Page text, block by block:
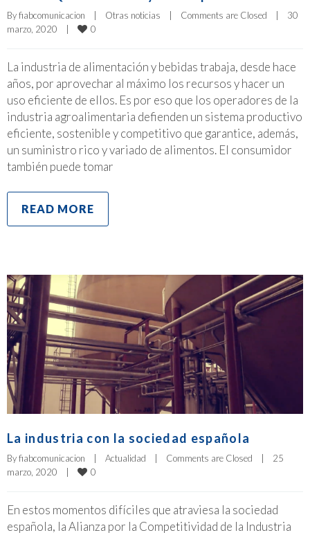
By fiabcomunicacion Otras noticias Comments are Closed
30
marzo, 2020
0
La industria de alimentación y bebidas trabaja, desde hace
años, por aprovechar al máximo los recursos y hacer un
uso eficiente de ellos. Es por eso que los operadores de la
industria agroalimentaria defienden un sistema productivo
eficiente, sostenible y competitivo que garantice, además,
un suministro rico y variado de alimentos. El consumidor
también puede tomar
READ MORE
La industria con la sociedad española
By fiabcomunicacion Actualidad Comments are Closed
25
marzo, 2020
0
En estos momentos difíciles que atraviesa la sociedad
española, la Alianza por la Competitividad de la Industria